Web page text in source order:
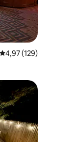
Средна оценка: 4,97
4,97 (129)